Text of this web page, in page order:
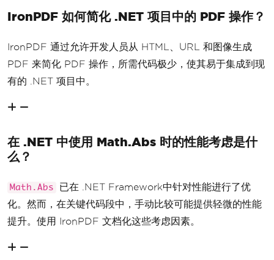
IronPDF 如何简化 .NET 项目中的 PDF 操作？
IronPDF 通过允许开发人员从 HTML、URL 和图像生成
PDF 来简化 PDF 操作，所需代码极少，使其易于集成到现
有的 .NET 项目中。
在 .NET 中使用 Math.Abs 时的性能考虑是什
么？
Math.Abs
已在 .NET Framework中针对性能进行了优
化。然而，在关键代码段中，手动比较可能提供轻微的性能
提升。使用 IronPDF 文档化这些考虑因素。